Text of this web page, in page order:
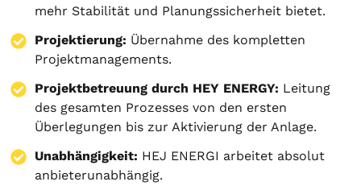
mehr Stabilität und Planungssicherheit bietet.
Projektierung: Übernahme des kompletten
Projektmanagements.
Projektbetreuung durch HEY ENERGY: Leitung
des gesamten Prozesses von den ersten
Überlegungen bis zur Aktivierung der Anlage.
Unabhängigkeit: HEJ ENERGI arbeitet absolut
anbieterunabhängig.